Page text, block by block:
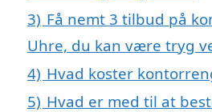
3) Få nemt 3 tilbud på
Uhre, du kan være tryg
4) Hvad koster
5) Hvad er med til at